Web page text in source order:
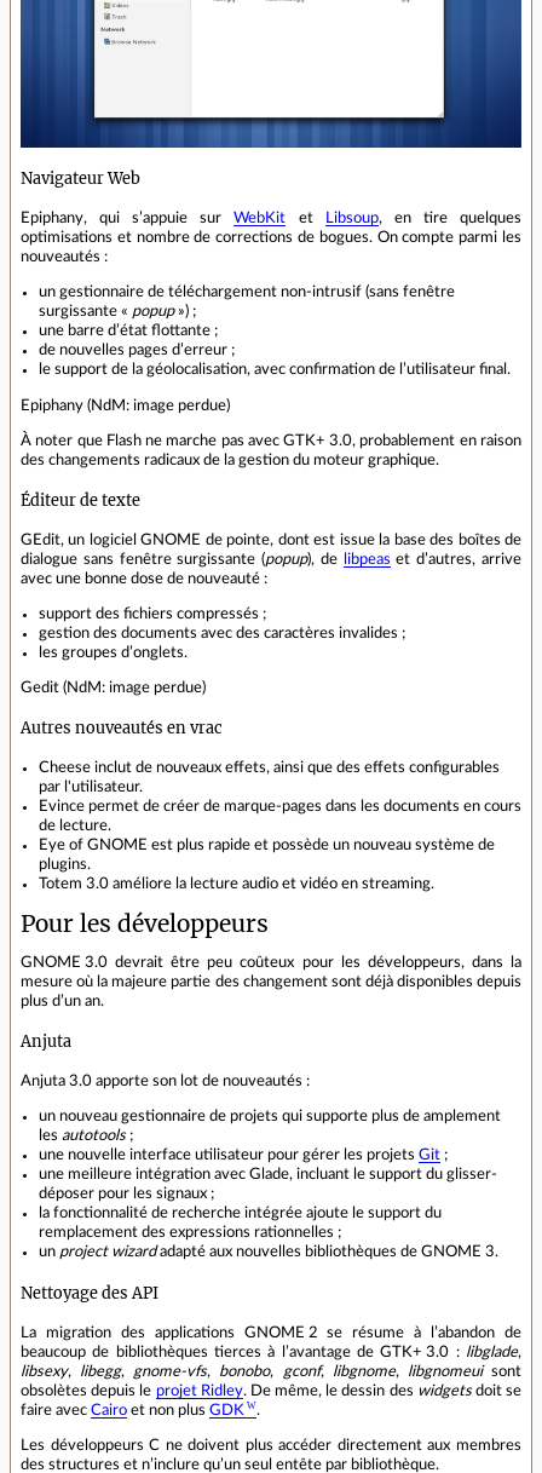
Navigateur Web
Epiphany, qui s’appuie surWebKit et Libsoup, en tire quelques
optimisations et nombre de corrections de bogues. On compte parmi les
nouveautés :
un gestionnaire de téléchargement non‐intrusif (sans fenêtre
surgissante « popup») ;
une barre d’état flottante ;
de nouvelles pages d’erreur ;
le support de la géolocalisation, avec confirmation de l’utilisateur final.
Epiphany (NdM: image perdue)
À noter que Flash ne marche pas avec GTK+ 3.0, probablement en raison
des changements radicaux de la gestion du moteur graphique.
Éditeur de texte
GEdit, un logiciel GNOME de pointe, dont est issue la base des boîtes de
dialogue sans fenêtre surgissante (popup), de libpeas et d’autres, arrive
avec une bonne dose de nouveauté :
support des fichiers compressés ;
gestion des documents avec des caractères invalides ;
les groupes d’onglets.
Gedit (NdM: image perdue)
Autres nouveautés en vrac
Cheese inclut de nouveaux effets, ainsi que des effets configurables
par l'utilisateur.
Evince permet de créer de marque-pages dans les documents en cours
de lecture.
Eye of GNOME est plus rapide et possède un nouveau système de
plugins.
Totem 3.0 améliore la lecture audio et vidéo en streaming.
Pour les développeurs
GNOME 3.0 devrait être peu coûteux pour les développeurs, dans la
mesure où la majeure partie des changement sont déjà disponibles depuis
plus d’un an.
Anjuta
Anjuta 3.0 apporte son lot de nouveautés :
un nouveau gestionnaire de projets qui supporte plus de amplement
les autotools;
une nouvelle interface utilisateur pour gérer les projets Git ;
une meilleure intégration avec Glade, incluant le support du glisser-
déposer pour les signaux ;
la fonctionnalité de recherche intégrée ajoute le support du
remplacement des expressions rationnelles ;
un project wizardadapté aux nouvelles bibliothèques de GNOME 3.
Nettoyage des API
La migration des applications GNOME 2 se résume à l’abandon de
beaucoup de bibliothèques tierces à l’avantage de GTK+ 3.0 : libglade,
libsexy, libegg, gnome-vfs, bonobo, gconf, libgnome, libgnomeuisont
obsolètes depuis le projet Ridley. De même, le dessin des widgetsdoit se
faire avec Cairo et non plus GDK .
Les développeurs C ne doivent plus accéder directement aux membres
des structures et n’inclure qu’un seul entête par bibliothèque.